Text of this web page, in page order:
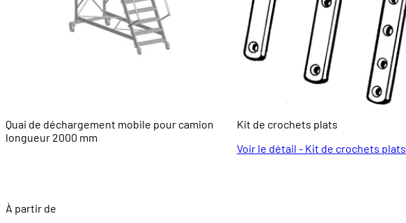
Quai de déchargement mobile pour camion
longueur 2000 mm
À partir de
Kit de crochets plats
Voir le détail - Kit de crochets plats